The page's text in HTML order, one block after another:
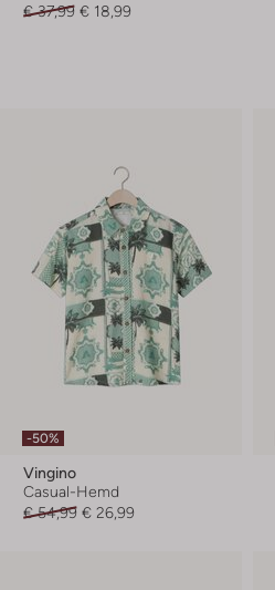
€ 37,99 € 18,99
-50%
Vingino
Casual-Hemd
€ 54,99 € 26,99